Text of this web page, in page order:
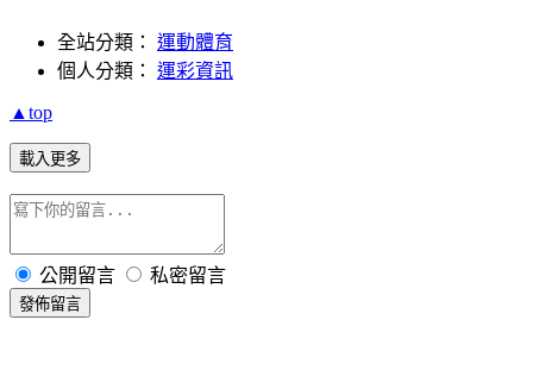
全站分類： 運動體育
個人分類： 運彩資訊
▲top
載入更多
公開留言 私密留言
發佈留言